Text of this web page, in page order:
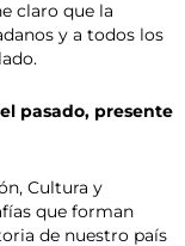
claro que la
y a todos los
pasado, presente
Cultura y
que forman
de nuestro país